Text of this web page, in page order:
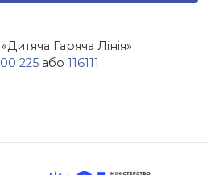
Гаряча Лінія»
225або 116111